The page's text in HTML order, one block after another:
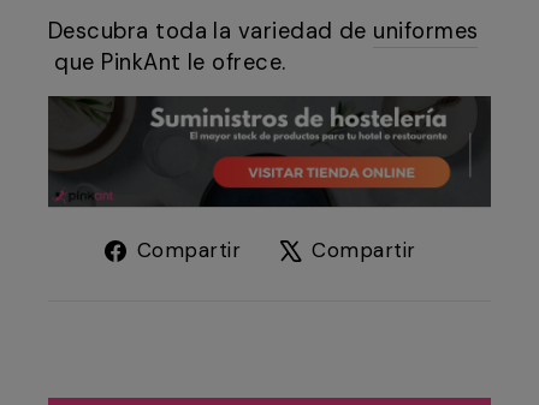
Descubra toda la variedad de uniformes
que PinkAnt le ofrece.
Compartir
Compartir
Compartir